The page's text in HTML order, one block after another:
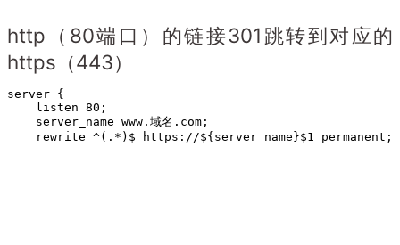
http（80端口）的链接301跳转到对应的
https（443）
server {
listen 80;
server_name www.域名.com;
rewrite ^(.*)$ https://${server_name}$1 permanent;